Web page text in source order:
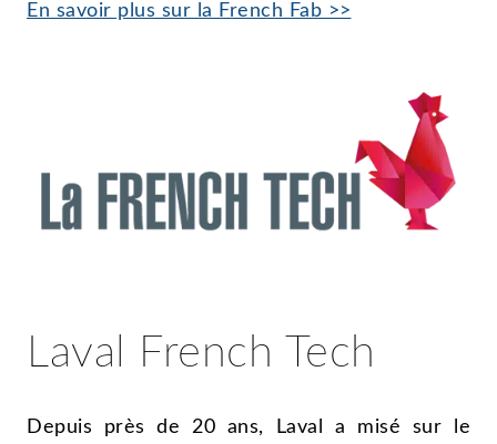
En savoir plus sur la French Fab >>
Laval French Tech
Depuis près de 20 ans, Laval a misé sur le